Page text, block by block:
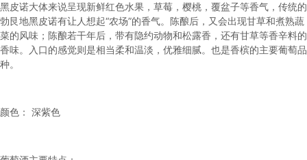
黑皮诺大体来说呈现新鲜红色水果，草莓，樱桃，覆盆子等香气，传统的
勃艮地黑皮诺有让人想起“农场”的香气。陈酿后，又会出现甘草和煮熟蔬
菜的风味；陈酿若干年后，带有隐约动物和松露香，还有甘草等香辛料的
香味。入口的感觉则是相当柔和温淡，优雅细腻。也是香槟的主要葡萄品
种。
颜色： 深紫色